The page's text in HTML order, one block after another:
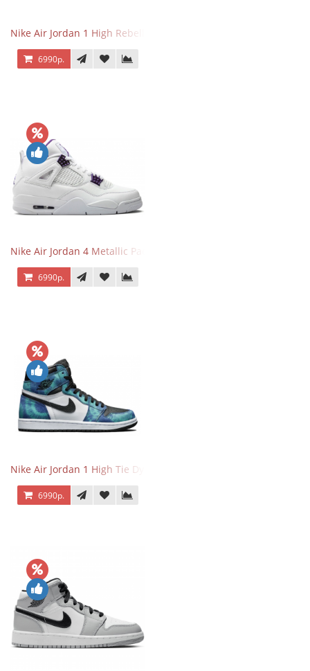
Nike Air Jordan 1 High Rebellionaire
6990р.
Nike Air Jordan 4 Metallic Pack Purple
6990р.
Nike Air Jordan 1 High Tie Dye
6990р.